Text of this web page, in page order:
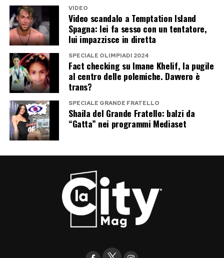
VIDEO
Video scandalo a Temptation Island
Spagna: lei fa sesso con un tentatore,
lui impazzisce in diretta
SPECIALE OLIMPIADI 2024
Fact checking su Imane Khelif, la pugile
al centro delle polemiche. Davvero è
trans?
SPECIALE GRANDE FRATELLO
Shaila del Grande Fratello: balzi da
“Gatta” nei programmi Mediaset